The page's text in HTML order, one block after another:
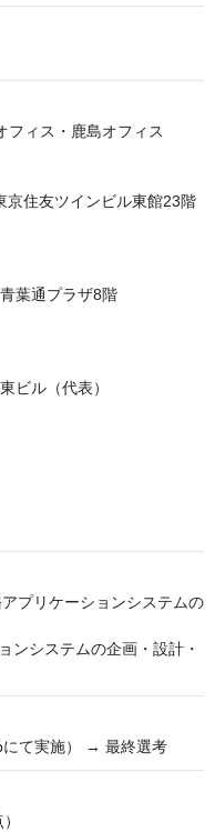
フィス・鹿島オフィス
住友ツインビル東館23階
葉通プラザ8階
ビル（代表）
プリケーションシステムの
ンシステムの企画・設計・
て実施） → 最終選考